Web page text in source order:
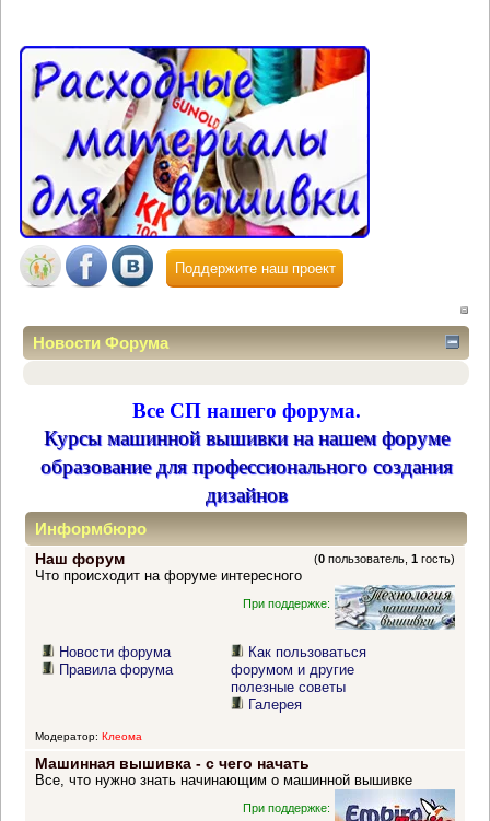
Поддержите наш проект
Новости Форума
Все СП нашего форума.
Курсы машинной вышивки на нашем форуме
образование для профессионального создания
дизайнов
Информбюро
Наш форум (0 пользователь,1 гость)
Что происходит на форуме интересного
При поддержке:
Новости форума
Правила форума
Как пользоваться
форумом и другие
полезные советы
Галерея
Модератор: Клеома
Машинная вышивка - с чего начать
Все, что нужно знать начинающим о машинной вышивке
При поддержке: